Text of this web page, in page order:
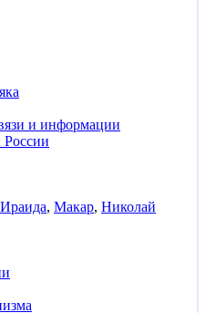
и информации
Ираида, Макар, Николай